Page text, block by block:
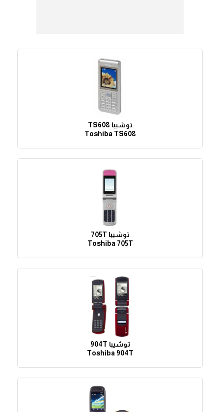
توشيبا TS608
Toshiba TS608
توشيبا 705T
Toshiba 705T
توشيبا 904T
Toshiba 904T